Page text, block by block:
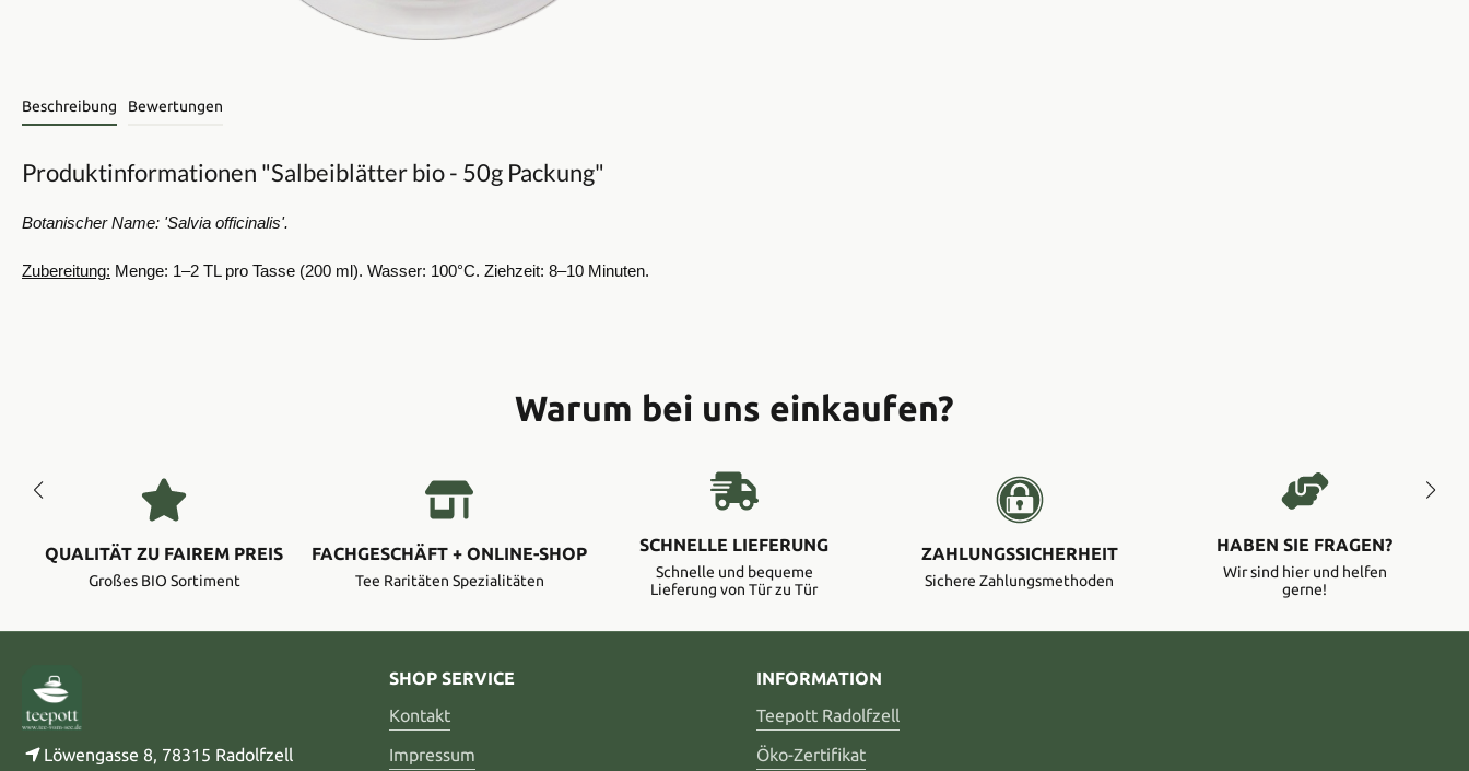
Beschreibung Bewertungen
Produktinformationen "Salbeiblätter bio - 50g Packung"
Botanischer Name: 'Salvia officinalis'.
Zubereitung: Menge: 1–2 TL pro Tasse (200 ml). Wasser: 100°C. Ziehzeit: 8–10 Minuten.
Warum bei uns einkaufen?
QUALITÄT ZU FAIREM PREIS
Großes BIO Sortiment
FACHGESCHÄFT + ONLINE-SHOP
Tee Raritäten Spezialitäten
SCHNELLE LIEFERUNG
Schnelle und bequeme
Lieferung von Tür zu Tür
ZAHLUNGSSICHERHEIT
Sichere Zahlungsmethoden
HABEN SIE FRAGEN?
Wir sind hier und helfen
gerne!
Löwengasse 8, 78315 Radolfzell
SHOP SERVICE
Kontakt
Impressum
INFORMATION
Teepott Radolfzell
Öko-Zertifikat